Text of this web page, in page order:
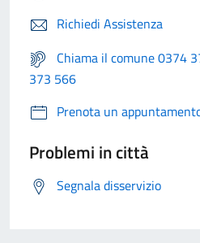
Richiedi Assistenza
Chiama il comune 0374
373 566
Prenota un
Problemi in città
Segnala disservizio